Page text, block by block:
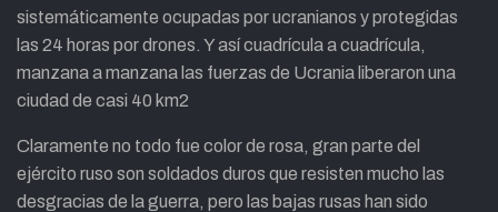
sistemáticamente ocupadas por ucranianos y protegidas
las 24 horas por drones. Y así cuadrícula a cuadrícula,
manzana a manzana las fuerzas de Ucrania liberaron una
ciudad de casi 40 km2
Claramente no todo fue color de rosa, gran parte del
ejército ruso son soldados duros que resisten mucho las
desgracias de la guerra, pero las bajas rusas han sido